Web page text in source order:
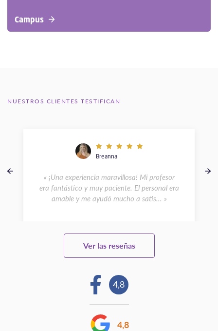
Campus
NUESTROS CLIENTES TESTIFICAN
Breanna
« ¡Una experiencia maravillosa! Mi profesor
era fantástico y muy paciente. El personal era
amable y me ayudó mucho a satis... »
Ver las reseñas
4,8
4,8